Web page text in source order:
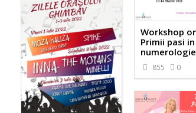
Workshop
Primii pasi in
numerologie
855 0